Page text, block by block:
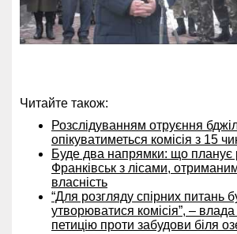
Читайте також:
Розслідуванням отруєння
опікуватиметься комісія з 15
Буде два напрямки: що планує
Франківськ з лісами,
власність
“Для розгляду спірних питань
утворюватися комісія”, – влада
петицію проти забудови біля